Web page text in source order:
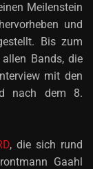
Meilenstein
und
Bis zum
Bands, die
mit den
nach dem 8.
, die sich rund
Gaahl